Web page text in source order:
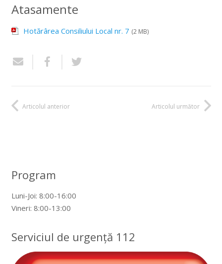
Atasamente
Hotărârea Consiliului Local nr. 7 (2 MB)
Articolul anterior Articolul următor
Program
Luni-Joi: 8:00-16:00
Vineri: 8:00-13:00
Serviciul de urgență 112